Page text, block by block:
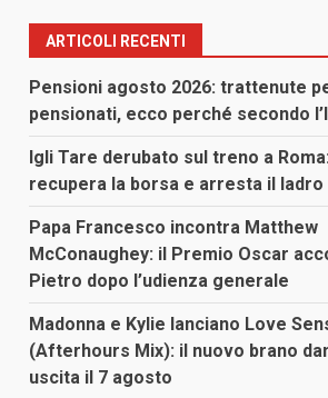
ARTICOLI RECENTI
Pensioni agosto 2026: trattenute
pensionati, ecco perché secondo
Igli Tare derubato sul treno a
recupera la borsa e arresta il ladro
Papa Francesco incontra Matthew
McConaughey: il Premio Oscar
Pietro dopo l’udienza generale
Madonna e Kylie lanciano Love
(Afterhours Mix): il nuovo brano
uscita il 7 agosto